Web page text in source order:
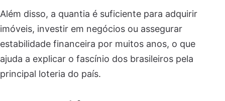
Além disso, a quantia é suficiente para adquirir
imóveis, investir em negócios ou assegurar
estabilidade financeira por muitos anos, o que
ajuda a explicar o fascínio dos brasileiros pela
principal loteria do país.